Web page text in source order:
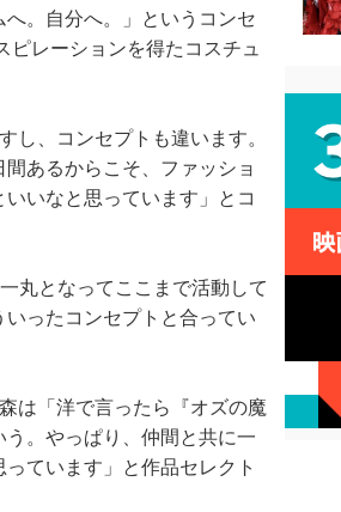
。自分へ。」というコンセ
レーションを得たコスチュ
、コンセプトも違います。
あるからこそ、ファッショ
いなと思っています」とコ
丸となってここまで活動して
ったコンセプトと合ってい
は「洋で言ったら『オズの魔
。やっぱり、仲間と共に一
ています」と作品セレクト